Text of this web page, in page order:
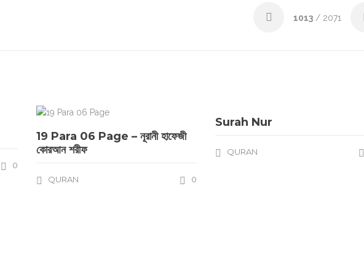
1013 / 2071
0
19 Para 06 Page – নূরানী হাফেজী
কোরআন শরীফ
QURAN 0
Surah Nur
QURAN